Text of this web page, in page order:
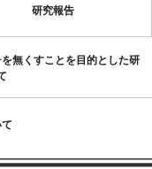
研究報告
無くすことを目的とした研